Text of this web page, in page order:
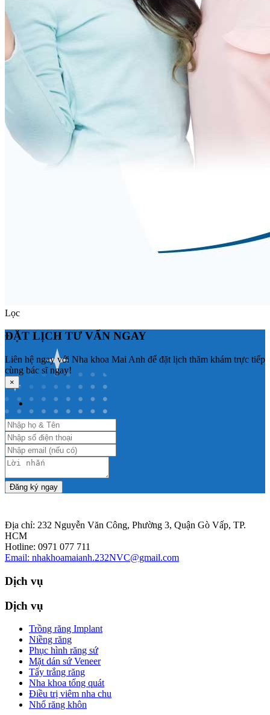
Lọc
ĐẶT LỊCH TƯ VẤN NGAY
Liên hệ ngay với Nha khoa Mai Anh để đặt lịch thăm khám trực tiếp
cùng bác sĩ ngay!
×
Đăng ký ngay
Địa chỉ: 232 Nguyễn Văn Công, Phường 3, Quận Gò Vấp, TP.
HCM
Hotline: 0971 077 711
Email: nhakhoamaianh.232NVC@gmail.com
Dịch vụ
Dịch vụ
Trồng răng Implant
Niềng răng
Phục hình răng sứ
Mặt dán sứ Veneer
Tẩy trắng răng
Nha khoa tổng quát
Điều trị viêm nha chu
Nhổ răng khôn